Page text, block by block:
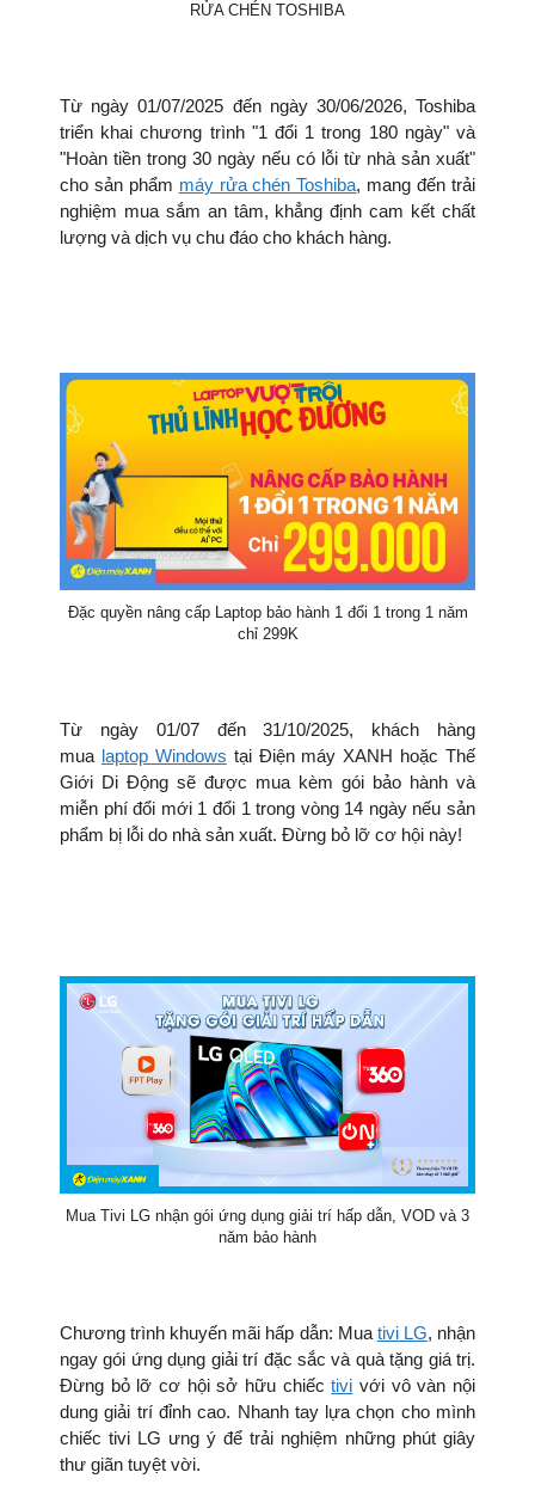
RỬA CHÉN TOSHIBA
Từ ngày 01/07/2025 đến ngày 30/06/2026, Toshiba
triển khai chương trình "1 đổi 1 trong 180 ngày" và
"Hoàn tiền trong 30 ngày nếu có lỗi từ nhà sản xuất"
cho sản phẩm máy rửa chén Toshiba, mang đến trải
nghiệm mua sắm an tâm, khẳng định cam kết chất
lượng và dịch vụ chu đáo cho khách hàng.
Đặc quyền nâng cấp Laptop bảo hành 1 đổi 1 trong 1 năm
chỉ 299K
Từ ngày 01/07 đến 31/10/2025, khách hàng
mua laptop Windows tại Điện máy XANH hoặc Thế
Giới Di Động sẽ được mua kèm gói bảo hành và
miễn phí đổi mới 1 đổi 1 trong vòng 14 ngày nếu sản
phẩm bị lỗi do nhà sản xuất. Đừng bỏ lỡ cơ hội này!
Mua Tivi LG nhận gói ứng dụng giải trí hấp dẫn, VOD và 3
năm bảo hành
Chương trình khuyến mãi hấp dẫn: Mua tivi LG, nhận
ngay gói ứng dụng giải trí đặc sắc và quà tặng giá trị.
Đừng bỏ lỡ cơ hội sở hữu chiếctivi với vô vàn nội
dung giải trí đỉnh cao. Nhanh tay lựa chọn cho mình
chiếc tivi LG ưng ý để trải nghiệm những phút giây
thư giãn tuyệt vời.